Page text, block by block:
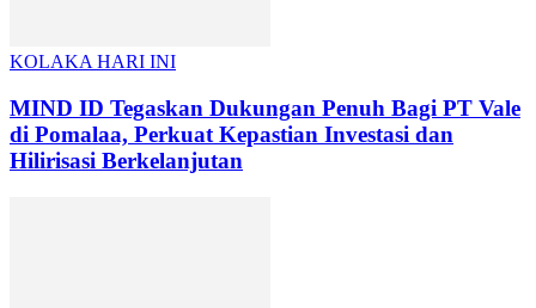
KOLAKA HARI INI
MIND ID Tegaskan Dukungan Penuh Bagi PT Vale
di Pomalaa, Perkuat Kepastian Investasi dan
Hilirisasi Berkelanjutan